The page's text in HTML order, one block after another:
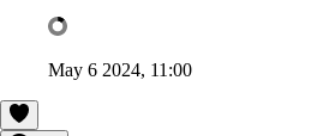
May 6 2024, 11:00